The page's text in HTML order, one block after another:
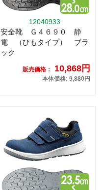
12040933
安全靴 Ｇ４６９０ 静
電 （ひもタイプ） ブラ
ック
販売価格： 10,868円
本体価格: 9,880円